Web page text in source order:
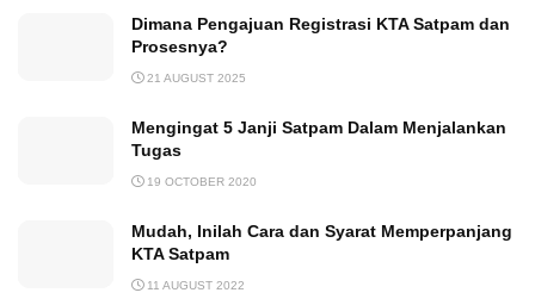
Dimana Pengajuan Registrasi KTA Satpam dan
Prosesnya?
21 AUGUST 2025
Mengingat 5 Janji Satpam Dalam Menjalankan
Tugas
19 OCTOBER 2020
Mudah, Inilah Cara dan Syarat Memperpanjang
KTA Satpam
11 AUGUST 2022